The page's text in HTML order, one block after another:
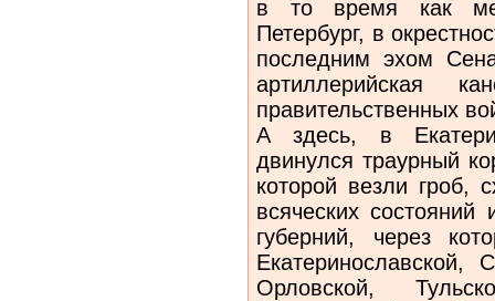
в то время как
Петербург, в
последним эхом
артиллерийская
правительственных
А здесь, в
двинулся траурный
которой везли гроб,
всяческих
губерний, через
Екатеринославской,
Орловской,